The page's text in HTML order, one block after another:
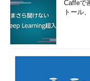
Caffeで
トール